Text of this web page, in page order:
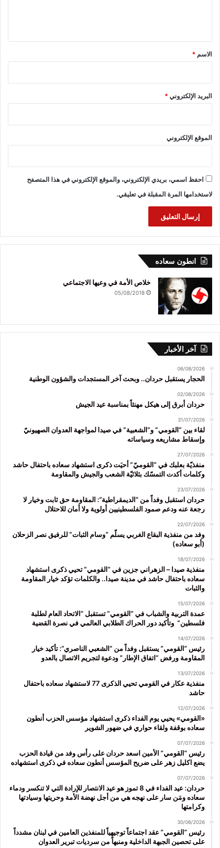
*
الاسم *
البريد الإلكتروني*
الموقع الإلكتروني
احفظ اسمي، بريدي الإلكتروني، والموقع الإلكتروني في هذا المتصفح
لاستخدامها المرة المقبلة في تعليقي.
انطون سعاده
خلاص الأمة في وعيها الاجتماعي
05/08/2018
آخر الأخبار
06/08/2026
الحجار يستقبل حردان.. وبحث آخر المستجدات والشؤون الوطنية
02/08/2026
حردان أبرق إلى هيكل مهنئاً بمناسبة عيد الجيش
31/07/2026
لقاء بين “القومي” و”الشعبية” في صيدا لمواجهة العدوان الصهيونيّ
وإسقاط مشاريعه وسياساته
27/07/2026
منفذيّة بعلبك في “القوميّ” أحيَت ذكرى استشهاد سعاده باحتفال حاشد
وكلمات أكدت التمسّك بثلاثيّة الشعب والجيش والمقاومة
23/07/2026
حردان استقبل وفداً من “الديمقراطية”: المقاومة حق ثابت وخيار لا
رجعة عنه ودعم صمود الفلسطينيين أولوية ولا أمان للاحتلال
22/07/2026
وفد من منفذية البقاع الغربي يسلّم “وسام الثبات” للرفيق نصر الزحلان
(أبو سعاده)
18/07/2026
منفذية صيدا – الزهراني جزين في “القومي” تحيي ذكرى استشهاد
سعاده باحتفال حاشد في مدينة صيدا.. والكلمات تؤكد خيار المقاومة
والثبات
15/07/2026
عمدة التربية والشباب في “القومي” تستقبل “الاتحاد العام لطلبة
فلسطين” وتأكيد دور الحراك الطلابي العالمي في نصرة القضية
14/07/2026
رئيس “القومي” يستقبل وفداً من “الشعبي الناصري”: تأكيد خيار
المقاومة ورفض “اتفاق الإطار” ودعوة لتجريم الاتصال بالعدو
13/07/2026
منفذية عكار في القومي تحيي الذكرى 77 لاستشهاد سعاده باحتفال
حاشد
12/07/2026
«القومي» يحيي يوم الفداء ذكرى استشهاد مؤسس الحزب أنطون
سعاده بوقفة ولقاء حواري في ضهور الشوير
07/07/2026
رئيس “القومي” الأمين اسعد حردان على رأس وفد من قيادة الحزب
يضع اكليل زهر على ضريح المؤسس أنطون سعاده في ذكرى استشهاده
07/07/2026
حردان: عيد الفداء في 8 تموز هو عيد الانتصار للإرادة التي لا تنكسر ودماء
سعاده ومَن سار على نهجه هي من أجل نهضة الأمة وحريتها وسيادتها
وكرامتها
30/06/2026
رئيس “القومي” عقد اجتماعاً توجيهياً للمنفذين العامين في لبنان مشدداً
على تحصين الجبهة الداخلية ومنبهاً من سرديات تبرير العدوان